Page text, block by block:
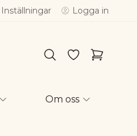
Inställningar Logga in
Om oss